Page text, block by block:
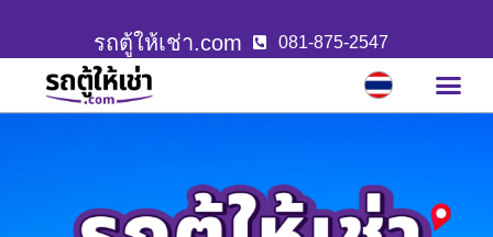
รถตู้ให้เช่า.com 081-875-2547